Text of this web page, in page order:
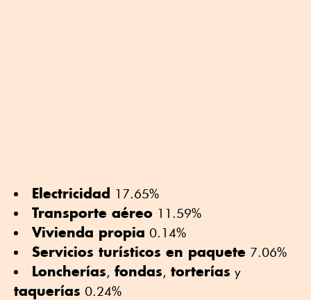
Electricidad 17.65%
Transporte aéreo 11.59%
Vivienda propia 0.14%
Servicios turísticos en paquete 7.06%
Loncherías, fondas, torterías y
taquerías 0.24%